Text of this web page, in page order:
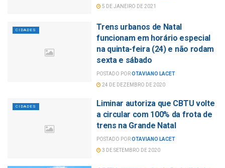
5 DE JANEIRO DE 2021
CIDADES
Trens urbanos de Natal
funcionam em horário especial
na quinta-feira (24) e não rodam
sexta e sábado
POSTADO POROTAVIANO LACET
24 DE DEZEMBRO DE 2020
CIDADES
Liminar autoriza que CBTU volte
a circular com 100% da frota de
trens na Grande Natal
POSTADO POROTAVIANO LACET
3 DE SETEMBRO DE 2020